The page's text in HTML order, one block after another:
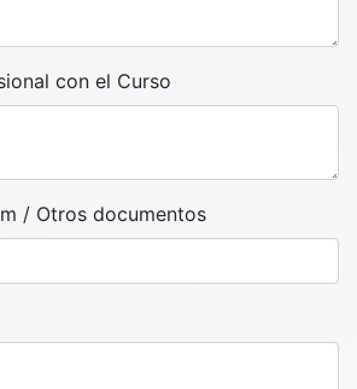
con el Curso
/ Otros documentos